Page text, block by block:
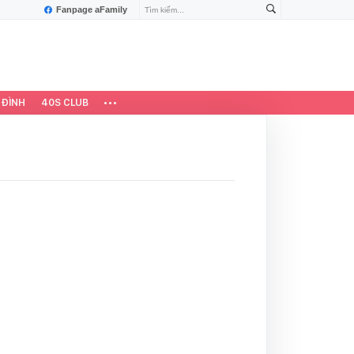
Fanpage aFamily
40S CLUB